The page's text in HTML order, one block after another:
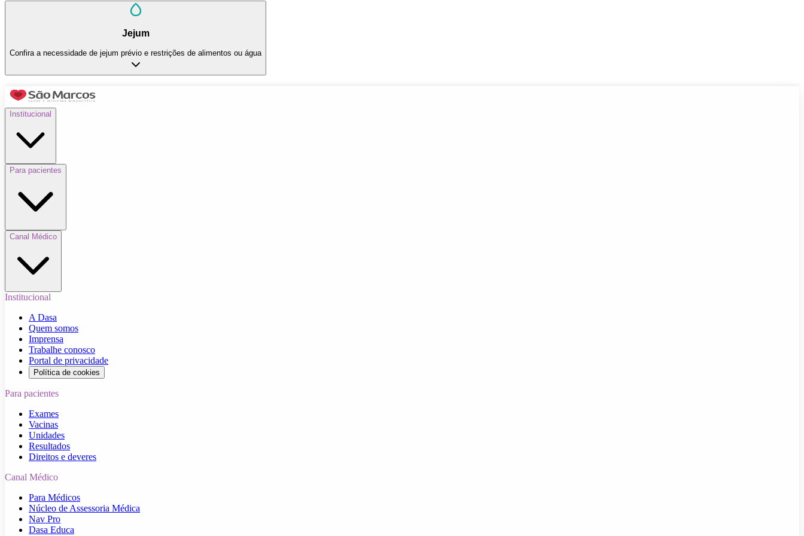
Jejum
Confira a necessidade de jejum prévio e restrições de alimentos ou água
Institucional
Para pacientes
Canal Médico
Institucional
A Dasa
Quem somos
Imprensa
Trabalhe conosco
Portal de privacidade
Política de cookies
Para pacientes
Exames
Vacinas
Unidades
Resultados
Direitos e deveres
Canal Médico
Para Médicos
Núcleo de Assessoria Médica
Nav Pro
Dasa Educa